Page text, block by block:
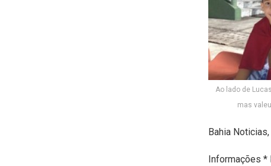
Ao lado de
mas
Bahia
Informações *